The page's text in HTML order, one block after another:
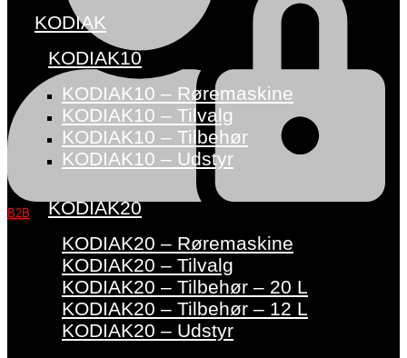
B2B
KODIAK
KODIAK10
KODIAK10 – Røremaskine
KODIAK10 – Tilvalg
KODIAK10 – Tilbehør
KODIAK10 – Udstyr
KODIAK20
KODIAK20 – Røremaskine
KODIAK20 – Tilvalg
KODIAK20 – Tilbehør – 20 L
KODIAK20 – Tilbehør – 12 L
KODIAK20 – Udstyr